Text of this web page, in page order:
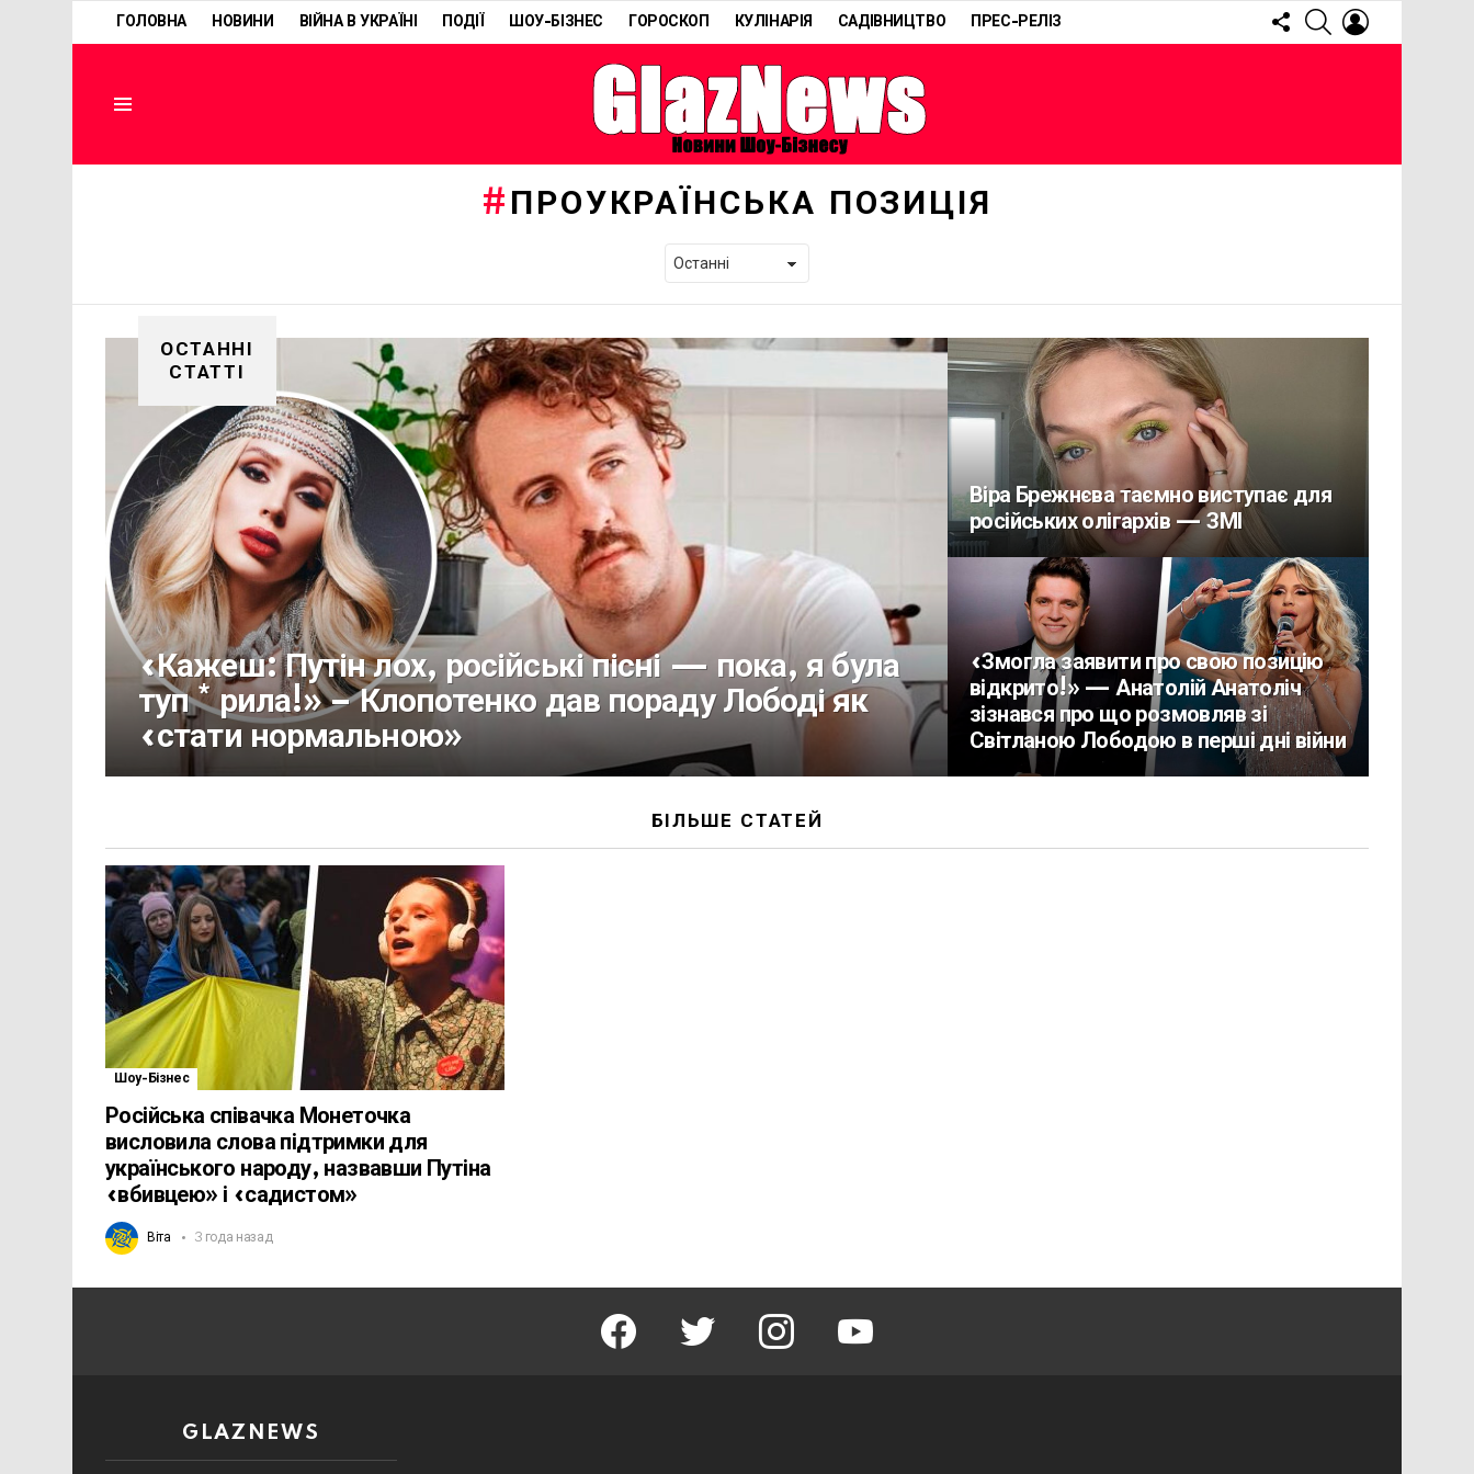
ГОЛОВНА НОВИНИ ВІЙНА В УКРАЇНІ ПОДІЇ ШОУ-БІЗНЕС ГОРОСКОП КУЛІНАРІЯ САДІВНИЦТВО ПРЕС-РЕЛІЗ
FOLLOW
US
SEARCH
ПРОУКРАЇНСЬКА ПОЗИЦІЯ
ОСТАННІ
СТАТТІ
«Кажеш: Путін лох, російські пісні — пока, я була
туп * рила!» – Клопотенко дав пораду Лободі як
«стати нормальною»
Віра Брежнєва таємно виступає для
російських олігархів — ЗМІ
«Змогла заявити про свою позицію
відкрито!» — Анатолій Анатоліч
зізнався про що розмовляв зі
Світланою Лободою в перші дні війни
БІЛЬШЕ СТАТЕЙ
Шоу-Бізнес
Російська співачка Монеточка
висловила слова підтримки для
українського народу, назвавши Путіна
«вбивцею» і «садистом»
Віта 3 года назад
facebook twitter instagram youtube
GLAZNEWS